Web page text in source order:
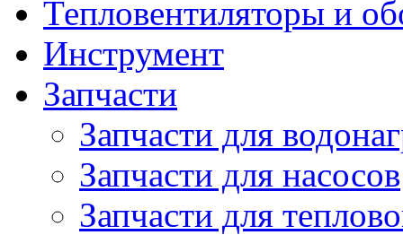
Тепловентиляторы и
Инструмент
Запчасти
Запчасти для
Запчасти для насосов
Запчасти для